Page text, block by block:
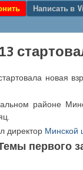
Написать в
новая
районе
директор Минской
первого